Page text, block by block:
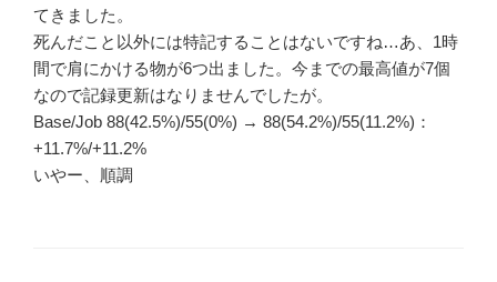
てきました。
死んだこと以外には特記することはないですね…あ、1時
間で肩にかける物が6つ出ました。今までの最高値が7個
なので記録更新はなりませんでしたが。
Base/Job 88(42.5%)/55(0%) → 88(54.2%)/55(11.2%)：
+11.7%/+11.2%
いやー、順調